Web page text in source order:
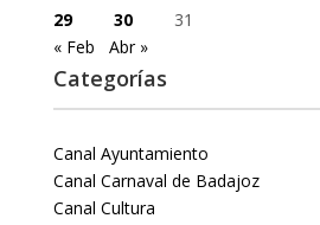
29
30
31
« Feb
Abr »
Categorías
Canal Ayuntamiento
Canal Carnaval de Badajoz
Canal Cultura